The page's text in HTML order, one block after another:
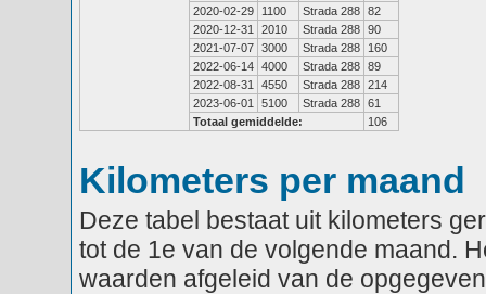
2020-02-29
1100 Strada 288 82
2020-12-31
2010 Strada 288 90
2021-07-07 3000 Strada 288
160
2022-06-14 4000 Strada 288 89
2022-08-31
4550 Strada 288 214
2023-06-01
5100 Strada 288 61
Totaal gemiddelde:
106
Kilometers per maand
Deze tabel bestaat uit kilometers
tot de 1e van de volgende maand.
waarden afgeleid van de